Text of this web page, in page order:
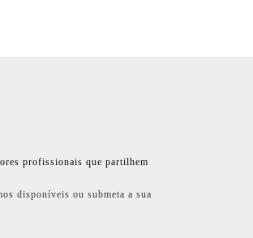
profissionais que partilhem
disponíveis ou submeta a sua